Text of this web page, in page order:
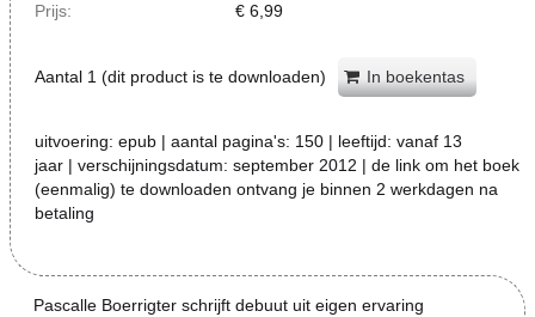
Prijs:
€6,99
Aantal 1 (dit product is te downloaden) In boekentas
uitvoering: epub | aantal pagina's: 150 | leeftijd: vanaf 13
jaar | verschijningsdatum: september 2012 | de link om het boek
(eenmalig) te downloaden ontvang je binnen 2 werkdagen na
betaling
Pascalle Boerrigter schrijft debuut uit eigen ervaring